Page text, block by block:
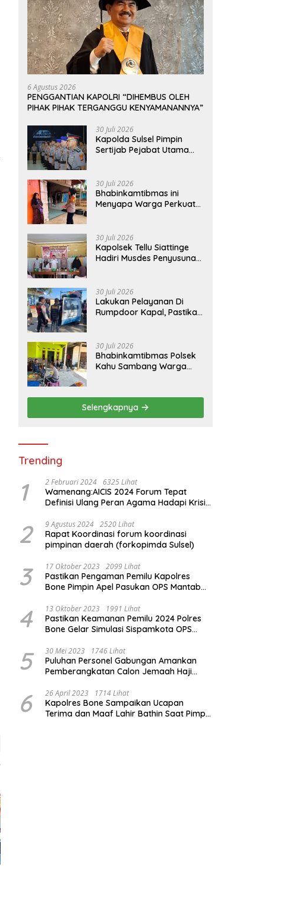
6 Agustus 2026
PENGGANTIAN KAPOLRI “DIHEMBUS OLEH
PIHAK PIHAK TERGANGGU KENYAMANANNYA”
30 Juli 2026
Kapolda Sulsel Pimpin
Sertijab Pejabat Utama
Kapolresta Gowa
30 Juli 2026
Bhabinkamtibmas ini
Menyapa Warga Perkuat
30 Juli 2026
Kapolsek Tellu Siattinge
Hadiri Musdes Penyusunan
30 Juli 2026
Lakukan Pelayanan Di
Rumpdoor Kapal, Pastikan
30 Juli 2026
Bhabinkamtibmas Polsek
Kahu Sambang Warga
Selengkapnya
Trending
1 2 Februari 2024 6325 Lihat
Wamenang:AICIS 2024 Forum Tepat
Definisi Ulang Peran Agama Hadapi Krisis
2 9 Agustus 2024 2520 Lihat
Rapat Koordinasi forum koordinasi
pimpinan daerah (forkopimda Sulsel)
3 17 Oktober 2023 2099 Lihat
Pastikan Pengaman Pemilu Kapolres
Bone Pimpin Apel Pasukan OPS Mantab
4 13 Oktober 2023 1991 Lihat
Pastikan Keamanan Pemilu 2024 Polres
Bone Gelar Simulasi Sispamkota OPS
5 30 Mei 2023 1746 Lihat
Puluhan Personel Gabungan Amankan
Pemberangkatan Calon Jemaah Haji
6 26 April 2023 1714 Lihat
Kapolres Bone Sampaikan Ucapan
Terima dan Maaf Lahir Bathin Saat Pimpin